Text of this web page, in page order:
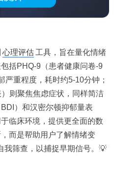
心理评估 工具，旨在量化情绪
括PHQ-9（患者健康问卷-9
重程度，耗时约5-10分钟；
则聚焦焦虑症状，同样简洁
）和汉密尔顿抑郁量表
临床环境，提供更全面的数
而是帮助用户了解情绪变
我筛查，以捕捉早期信号。💡